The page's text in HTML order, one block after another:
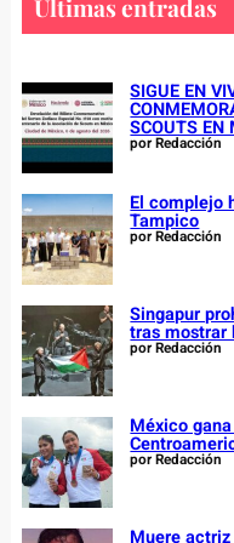
h
Últimas entradas
SIGUE EN
SCOUTS EN
por Redacción
El complejo
Tampico
por Redacción
Singapur
tras mostrar
por Redacción
México
por Redacción
Muere